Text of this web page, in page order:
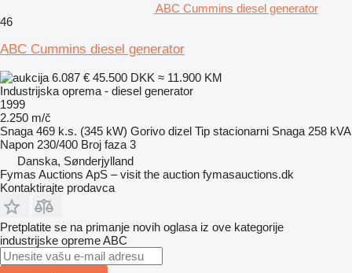
ABC Cummins diesel generator
46
ABC Cummins diesel generator
6.087 € 45.500 DKK ≈ 11.900 KM
Industrijska oprema - diesel generator
1999
2.250 m/č
Snaga 469 k.s. (345 kW) Gorivo dizel Tip stacionarni Snaga 258 kVA
Napon 230/400 Broj faza 3
Danska, Sønderjylland
Fymas Auctions ApS – visit the auction fymasauctions.dk
Kontaktirajte prodavca
Pretplatite se na primanje novih oglasa iz ove kategorije
industrijske opremeABC